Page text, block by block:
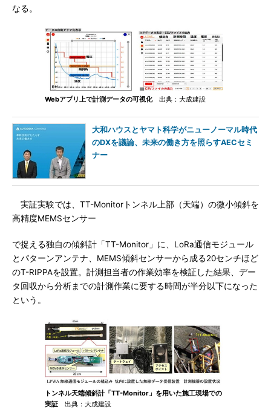
なる。
Webアプリ上で計測データの可視化出典：大成建設
大和ハウスとヤマト科学がニューノーマル時代
のDXを議論、未来の働き方を照らすAECセミ
ナー
実証実験では、TT-Monitorトンネル上部（天端）の微小傾斜を
高精度MEMSセンサー
で捉える独自の傾斜計「TT-Monitor」に、LoRa通信モジュール
とパターンアンテナ、MEMS傾斜センサーから成る20センチほど
のT-RIPPAを設置。計測担当者の作業効率を検証した結果、デー
タ回収から分析までの計測作業に要する時間が半分以下になった
という。
トンネル天端傾斜計「TT-Monitor」を用いた施工現場での
実証 出典：大成建設